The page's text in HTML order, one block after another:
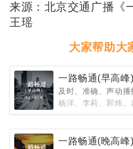
来源：北京交通广播《
王瑶
大家帮助大
一路畅通(早高峰)
及时、准确、声动
杨洋、李莉、郭炜
一路畅通(晚高峰)